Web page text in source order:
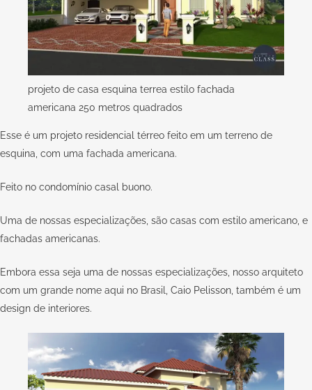
projeto de casa esquina terrea estilo fachada
americana 250 metros quadrados
Esse é um projeto residencial térreo feito em um terreno de
esquina, com uma fachada americana.
Feito no condomínio casal buono.
Uma de nossas especializações, são casas com estilo americano, e
fachadas americanas.
Embora essa seja uma de nossas especializações, nosso arquiteto
com um grande nome aqui no Brasil, Caio Pelisson , também é um
design de interiores.